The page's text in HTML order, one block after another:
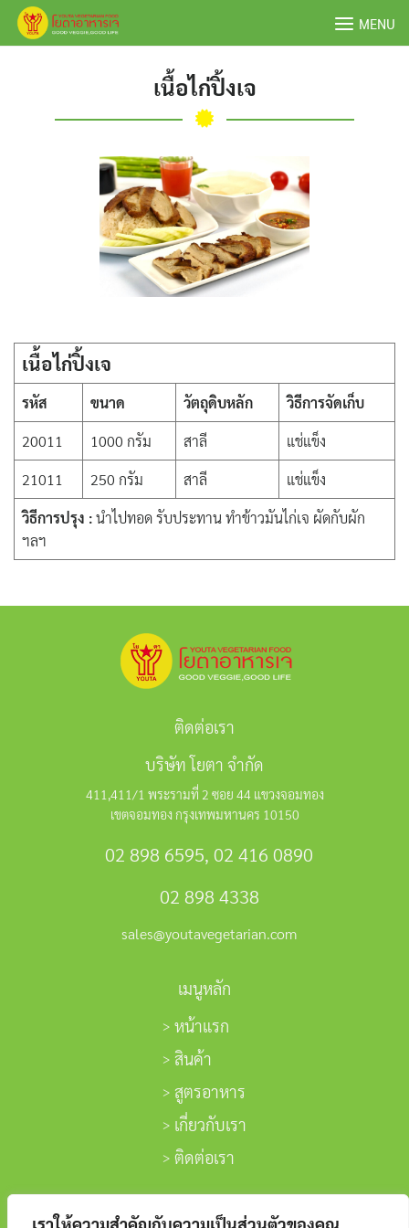
Skip
MENU
เนื้อไก่ปิ้งเจ
เนื้อไก่ปิ้งเจ
รหัส ขนาด วัตถุดิบหลัก
วิธีการจัดเก็บ
20011
1000 กรัม สาลี
แช่แข็ง
21011
250 กรัม สาลี
แช่แข็ง
วิธีการปรุง :นำไปทอด รับประทาน ทำข้าวมันไก่เจ ผัดกับผัก
ฯลฯ
ติดต่อเรา
บริษัท โยตา จำกัด
411,411/1 พระรามที่ 2 ซอย 44 แขวงจอมทอง
เขตจอมทอง กรุงเทพมหานคร 10150
02 898 6595, 02 416 0890
02 898 4338
sales@youtavegetarian.com
เมนูหลัก
หน้าแรก
สินค้า
สูตรอาหาร
เกี่ยวกับเรา
ติดต่อเรา
ติดตามเรา